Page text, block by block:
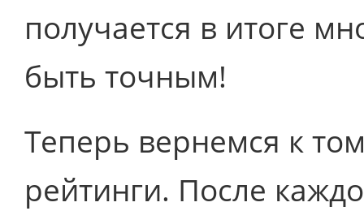
получается в итоге
быть точным!
Теперь вернемся к
рейтинги. После